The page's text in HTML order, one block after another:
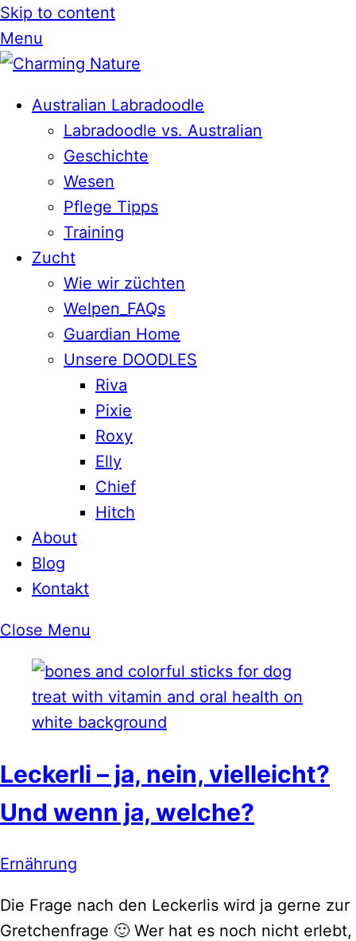
Skip to content
Menu
Australian Labradoodle
Labradoodle vs. Australian
Geschichte
Wesen
Pflege Tipps
Training
Zucht
Wie wir züchten
Welpen_FAQs
Guardian Home
Unsere DOODLES
Riva
Pixie
Roxy
Elly
Chief
Hitch
About
Blog
Kontakt
Close Menu
Leckerli – ja, nein, vielleicht?
Und wenn ja, welche?
Ernährung
Die Frage nach den Leckerlis wird ja gerne zur
Gretchenfrage 🙂 Wer hat es noch nicht erlebt,